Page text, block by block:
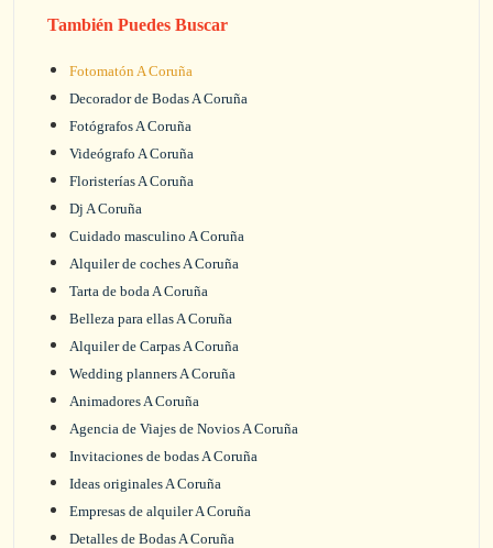
También Puedes Buscar
Fotomatón A Coruña
Decorador de Bodas A Coruña
Fotógrafos A Coruña
Videógrafo A Coruña
Floristerías A Coruña
Dj A Coruña
Cuidado masculino A Coruña
Alquiler de coches A Coruña
Tarta de boda A Coruña
Belleza para ellas A Coruña
Alquiler de Carpas A Coruña
Wedding planners A Coruña
Animadores A Coruña
Agencia de Viajes de Novios A Coruña
Invitaciones de bodas A Coruña
Ideas originales A Coruña
Empresas de alquiler A Coruña
Detalles de Bodas A Coruña